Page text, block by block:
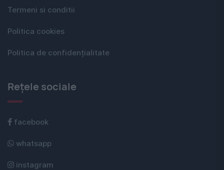
Termeni si conditii
Politica cookies
Politica de confidențialitate
Rețele sociale
facebook
whatsapp
instagram